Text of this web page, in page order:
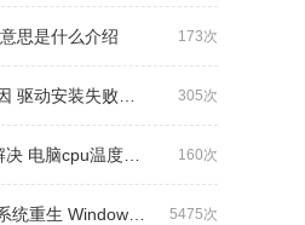
173次
思是什么介绍
305次
装失败原因有哪些
160次
cpu温度过高怎么办
5475次
系统重做实操教学